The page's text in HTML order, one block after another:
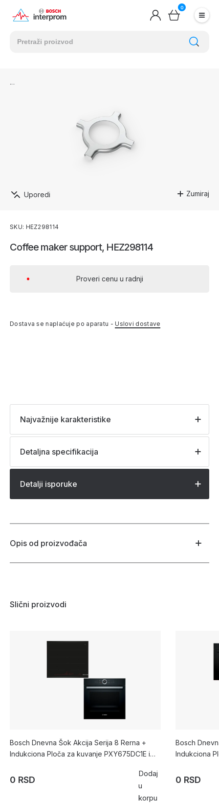
0
Zumiraj
Uporedi
Coffee maker support, HEZ298114
Proveri cenu u radnji
Dostava se naplaćuje po aparatu -Uslovi dostave
SKU: HEZ298114
Najvažnije karakteristike
Detaljna specifikacija
Detalji isporuke
Opis od proizvođača
Slični proizvodi
Bosch Dnevna Šok Akcija Serija 8 Rerna +
Indukciona Ploča za kuvanje PXY675DC1E i
0 RSD
Dodaj
u
korpu
Bosch
Indukciona
0 RSD